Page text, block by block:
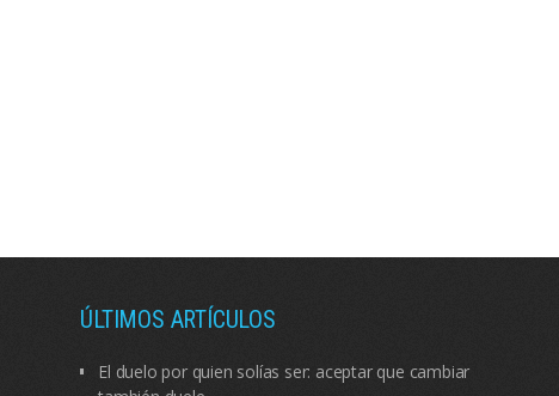
ÚLTIMOS ARTÍCULOS
El duelo por quien solías ser: aceptar que cambiar